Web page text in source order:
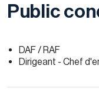
Public
DAF / RAF
Dirigeant - Chef